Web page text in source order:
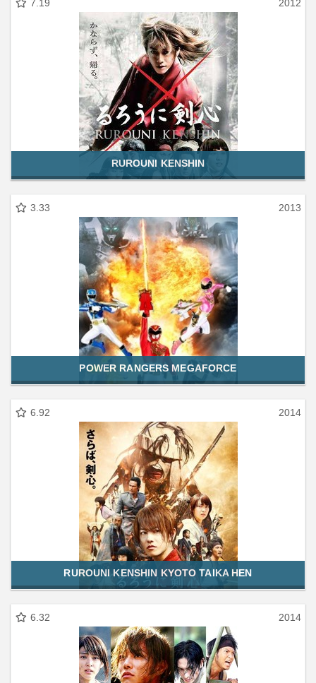
7.19 2012
RUROUNI KENSHIN
3.33 2013
POWER RANGERS MEGAFORCE
6.92 2014
RUROUNI KENSHIN KYOTO TAIKA HEN
6.32 2014